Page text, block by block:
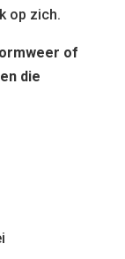
op zich.
of
die